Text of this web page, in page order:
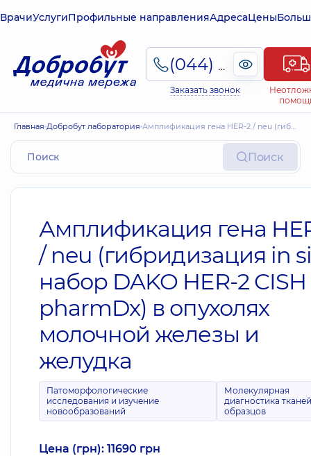
ВрачиУслугиПрофильные направленияАдресаЦены
(044) 495-2-888
Заказать звонок
Главная Добробут лаборатория Амплификация гена HER-2 / neu (гибридизация in situ, набор DAKO HER-2 CISH pharmDx) в опухолях молочной железы и желудка
Поиск
Амплификация гена
/ neu (гибридизация in
набор DAKO HER-2 CISH
pharmDx) в опухолях
молочной железы и
желудка
Патоморфологические
исследования и изучение
новообразований
Молекулярная
диагностика
образцов
Цена (грн): 11690 грн